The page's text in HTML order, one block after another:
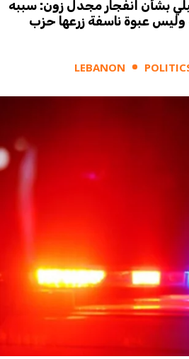
بشأن انفجار مجدل زون: سببه
وليس عبوة ناسفة زرعها حزب
LEBANON